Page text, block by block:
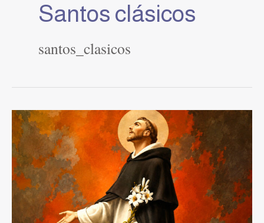
Santos clásicos
santos_clasicos
Santo
Domingo
de
Guzmán
|
Agosto
8